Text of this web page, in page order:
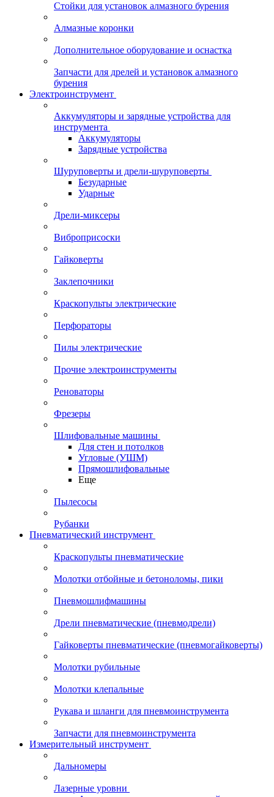
Стойки для установок алмазного бурения
Алмазные коронки
Дополнительное оборудование и оснастка
Запчасти для дрелей и установок алмазного
бурения
Электроинструмент
Аккумуляторы и зарядные устройства для
инструмента
Аккумуляторы
Зарядные устройства
Шуруповерты и дрели-шуруповерты
Безударные
Ударные
Дрели-миксеры
Виброприсоски
Гайковерты
Заклепочники
Краскопульты электрические
Перфораторы
Пилы электрические
Прочие электроинструменты
Реноваторы
Фрезеры
Шлифовальные машины
Для стен и потолков
Угловые (УШМ)
Прямошлифовальные
Еще
Пылесосы
Рубанки
Пневматический инструмент
Краскопульты пневматические
Молотки отбойные и бетоноломы, пики
Пневмошлифмашины
Дрели пневматические (пневмодрели)
Гайковерты пневматические (пневмогайковерты)
Молотки рубильные
Молотки клепальные
Рукава и шланги для пневмоинструмента
Запчасти для пневмоинструмента
Измерительный инструмент
Дальномеры
Лазерные уровни